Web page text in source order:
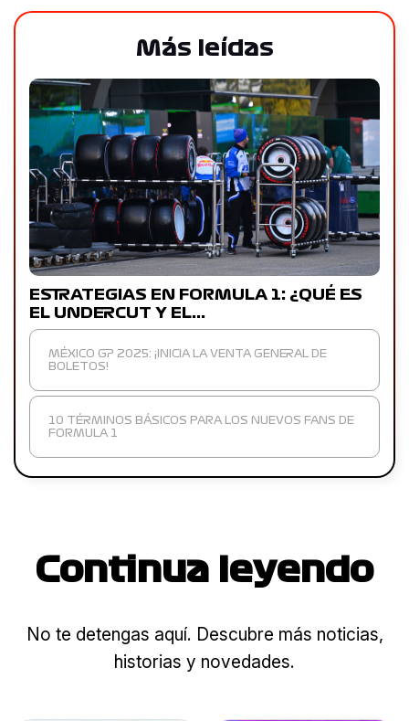
Más leídas
ESTRATEGIAS EN FORMULA 1: ¿QUÉ ES
EL UNDERCUT Y EL…
MÉXICO GP 2025: ¡INICIA LA VENTA GENERAL DE
BOLETOS!
10 TÉRMINOS BÁSICOS PARA LOS NUEVOS FANS DE
FORMULA 1
Continua leyendo
No te detengas aquí. Descubre más noticias,
historias y novedades.